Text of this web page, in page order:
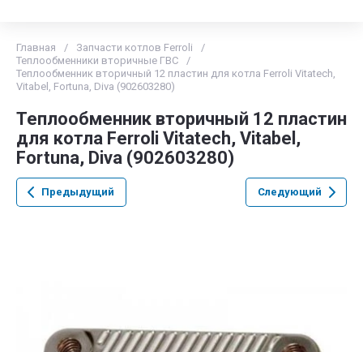
Главная / Запчасти котлов Ferroli
/
Теплообменники вторичные ГВС
/
Теплообменник вторичный 12 пластин для котла Ferroli Vitatech,
Vitabel, Fortuna, Diva (902603280)
Теплообменник вторичный 12 пластин
для котла Ferroli Vitatech, Vitabel,
Fortuna, Diva (902603280)
Предыдущий Следующий